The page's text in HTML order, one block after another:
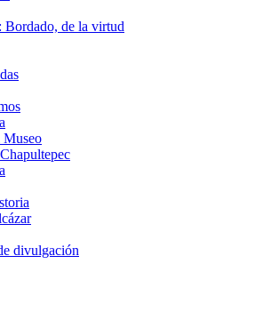
Bordado, de la virtud
Museo
divulgación